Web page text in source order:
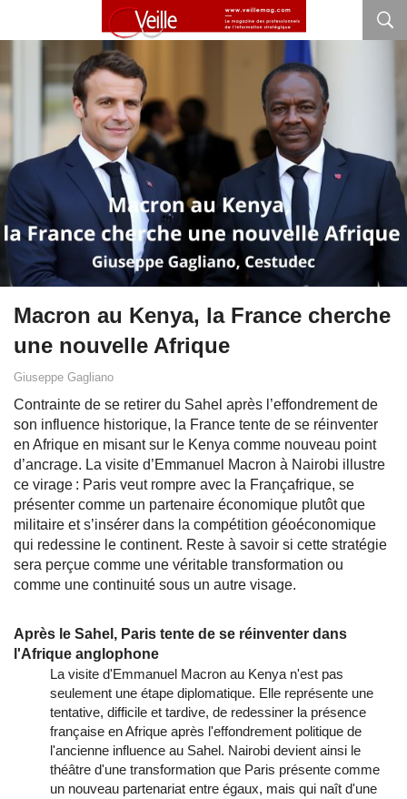
Macron au Kenya, la France cherche
une nouvelle Afrique
Giuseppe Gagliano
Contrainte de se retirer du Sahel après l’effondrement de
son influence historique, la France tente de se réinventer
en Afrique en misant sur le Kenya comme nouveau point
d’ancrage. La visite d’Emmanuel Macron à Nairobi illustre
ce virage : Paris veut rompre avec la Françafrique, se
présenter comme un partenaire économique plutôt que
militaire et s’insérer dans la compétition géoéconomique
qui redessine le continent. Reste à savoir si cette stratégie
sera perçue comme une véritable transformation ou
comme une continuité sous un autre visage.
Après le Sahel, Paris tente de se réinventer dans
l'Afrique anglophone
La visite d'Emmanuel Macron au Kenya n'est pas
seulement une étape diplomatique. Elle représente une
tentative, difficile et tardive, de redessiner la présence
française en Afrique après l'effondrement politique de
l'ancienne influence au Sahel. Nairobi devient ainsi le
théâtre d'une transformation que Paris présente comme
un nouveau partenariat entre égaux, mais qui naît d'une